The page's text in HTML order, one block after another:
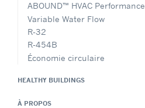
ABOUND™ HVAC Performance
Variable Water Flow
R-32
R-454B
Économie circulaire
HEALTHY BUILDINGS
À PROPOS